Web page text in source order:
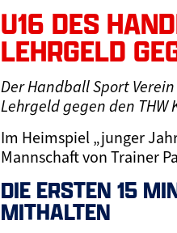
U16 DES
LEHRGELD
Der Handball Sport
Lehrgeld gegen den THW
Im Heimspiel „junger
Mannschaft von Trainer
DIE ERSTEN 15
MITHALTEN